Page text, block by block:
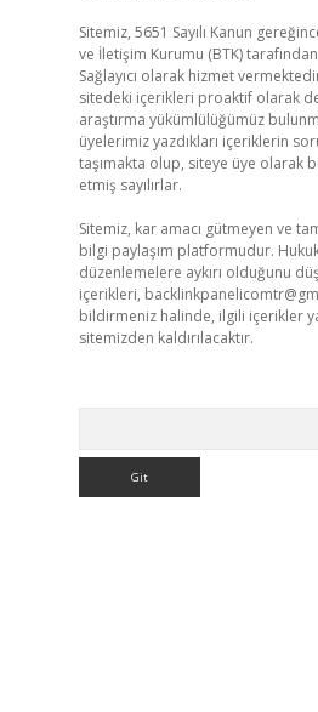
Sitemiz, 5651 Sayılı Kanun
ve İletişim Kurumu (BTK)
Sağlayıcı olarak hizmet
sitedeki içerikleri proaktif olarak
araştırma yükümlülüğümüz
üyelerimiz yazdıkları içeriklerin
taşımakta olup, siteye üye olarak
etmiş sayılırlar.
Sitemiz, kar amacı gütmeyen ve
bilgi paylaşım platformudur.
düzenlemelere aykırı olduğunu
içerikleri,
bildirmeniz halinde, ilgili içerikler
sitemizden kaldırılacaktır.